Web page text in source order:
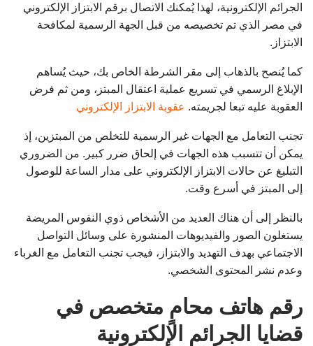
الجرائم الإلكترونية، لهذا يُمكنك الاتصال برقم الابتزاز الإلكتروني
في مصر الذي تم تخصيصه من قبل الجهة الرسمية لمكافحة
الابتزاز.
كما يُنصح بالذهاب إلى مقر الشرطة الخاص بك، حيث يُساهم
الإبلاغ الرسمي في تسريع عملية اعتقال المبتز، ومن ثم فرض
العقوبة عليه تبعا لجريمته. عقوبة الابتزاز الإلكتروني
تجنب التعامل مع الجهات غير الرسمية للتخلص من المبتزين، إذ
يمكن أن تتسبب هذه الجهات في إلحاق ضرر كبير. من الضروري
التبليغ عن حالات الابتزاز الإلكتروني على مدار الساعة للوصول
إلى المبتز في أسرع وقت.
بالنظر إلى أن هناك العديد من الأشخاص ذوي النفوس المريضة
يستغلون الصور والفيديوهات المنشورة على وسائل التواصل
الاجتماعي بهدف التهديد والابتزاز، فيجب تجنب التعامل مع الغرباء
وعدم نشر المحتوى الشخصي.
رقم هاتف محامٍ متخصص في
قضايا الجرائم الإلكترونية